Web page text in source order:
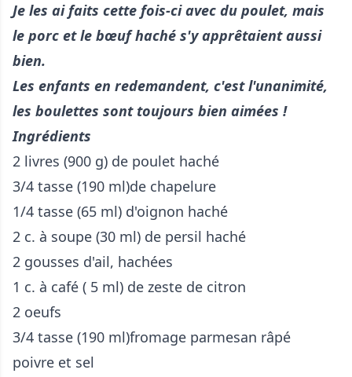
Je les ai faits cette fois-ci avec du poulet, mais
le porc et le bœuf haché s'y apprêtaient aussi
bien.
Les enfants en redemandent, c'est l'unanimité,
les boulettes sont toujours bien aimées !
Ingrédients
2 livres (900 g) de poulet haché
3/4 tasse (190 ml)de chapelure
1/4 tasse (65 ml) d'oignon haché
2 c. à soupe (30 ml) de persil haché
2 gousses d'ail, hachées
1 c. à café ( 5 ml) de zeste de citron
2 oeufs
3/4 tasse (190 ml)fromage parmesan râpé
poivre et sel